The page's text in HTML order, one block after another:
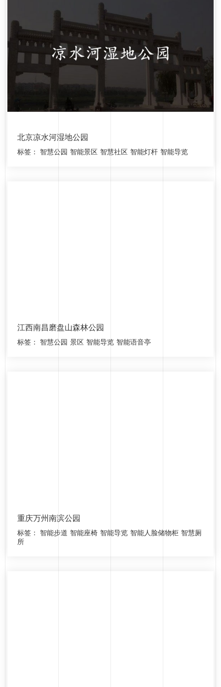
北京凉水河湿地公园
标签： 智慧公园 智能景区 智慧社区 智能灯杆 智能导览
江西南昌磨盘山森林公园
标签： 智慧公园 景区 智能导览 智能语音亭
重庆万州南滨公园
标签： 智能步道 智能座椅 智能导览 智能人脸储物柜 智慧厕
所